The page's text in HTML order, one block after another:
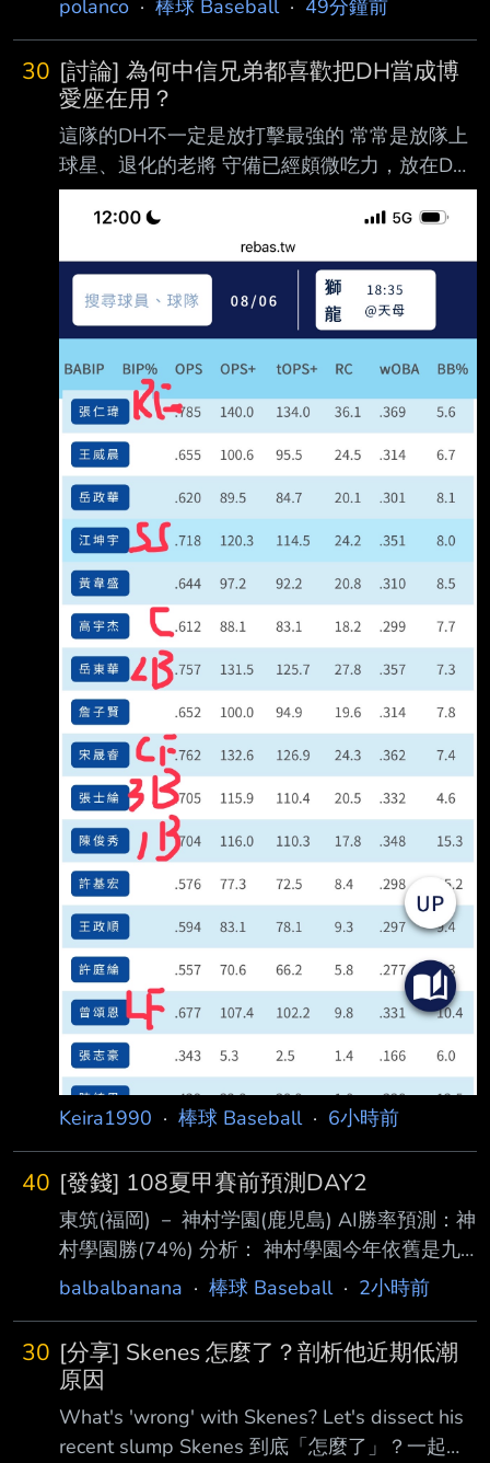
熱門。場內最吸睛的焦點，莫過於日籍二刀流球
星大谷翔平與芝加 哥小熊隊新星PCA（Pete
Crow-Armstrong）之間白熱化的國聯MVP爭奪
戰。今（6）日小熊以 7：6擊敗道奇後，美媒
《MLB Network》知名分析師也在節目上展開激
烈論戰，最終雷諾斯 （Harold Reynolds）僅用
一句「PCA的防禦率是多少」就直接殺
polanco · 棒球 Baseball· 49分鐘前
30 [討論] 為何中信兄弟都喜歡把DH當成博
愛座在用？
這隊的DH不一定是放打擊最強的 常常是放隊上
球星、退化的老將 守備已經頗微吃力，放在DH
延續生涯 從神主牌恰、頂一甩四到現在的王24
只有林桑在位期間放陳子豪比較正常 DH這種位
置 當你排完8個有守備位置的球員後 直接填
ops+最高的人不就好了 有這麼難選嗎？ --
Keira1990 · 棒球 Baseball· 6小時前
40 [發錢] 108夏甲賽前預測DAY2
東筑(福岡) － 神村学園(鹿児島) AI勝率預測：神
村學園勝(74%) 分析： 神村學園今年依舊是九
州地區最具競爭力的球隊之一，整體投手深度、
心打線的長打能力和跑壘積極性，很容易在中後
段擴大比分。 東筑則屬於防守型球隊，若想爆
冷，必須依靠王牌投手壓制神村打線，並透過短
打、盜壘 等戰術搶分，把比賽控制在低比分；
一旦形成打擊戰，神村學園的勝算將明顯提高。
balbalbanana · 棒球 Baseball· 2小時前
30 [分享] Skenes 怎麼了？剖析他近期低潮
原因
What's 'wrong' with Skenes? Let's dissect his
recent slump Skenes 到底「怎麼了」？一起剖